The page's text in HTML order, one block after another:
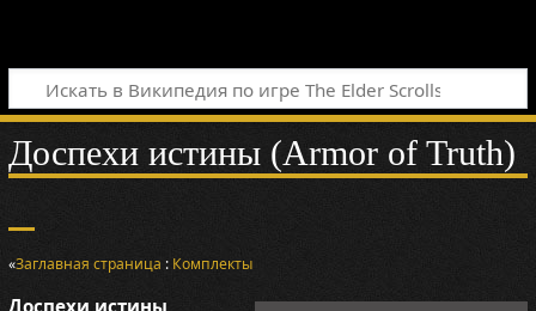
Доспехи истины (Armor of Truth)
«Заглавная страница : Комплекты
Доспехи истины